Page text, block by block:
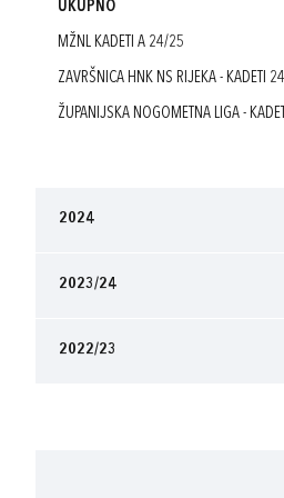
UKUPNO
MŽNL KADETI A 24/25
ZAVRŠNICA HNK NS RIJEKA - KADETI
ŽUPANIJSKA NOGOMETNA LIGA -
2024
2023/24
2022/23